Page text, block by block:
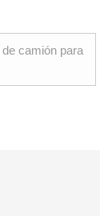
camión para